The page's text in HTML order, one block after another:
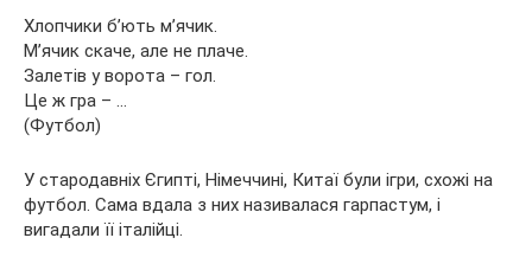
Хлопчики б’ють м’ячик.
М’ячик скаче, але не плаче.
Залетів у ворота – гол.
Це ж гра – …
(Футбол)
У стародавніх Єгипті, Німеччині, Китаї були ігри, схожі на
футбол. Сама вдала з них називалася гарпастум, і
вигадали її італійці.